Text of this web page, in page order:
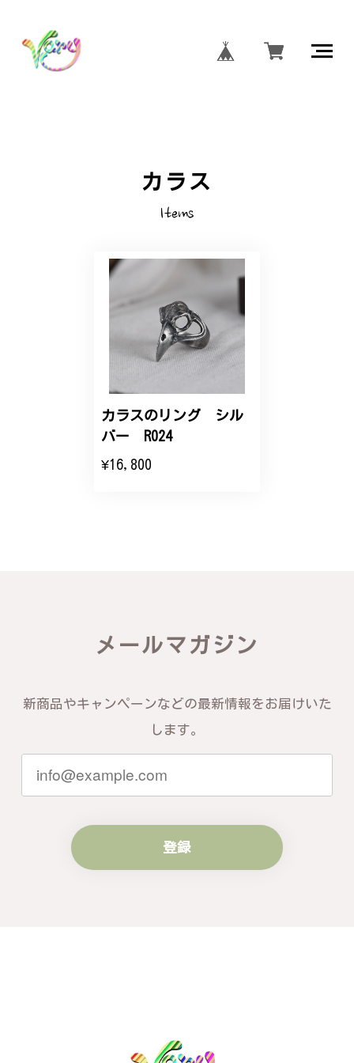
カラス
Items
カラスのリング シル
バー R024
¥16,800
メールマガジン
新商品やキャンペーンなどの最新情報をお届けいた
します。
登録